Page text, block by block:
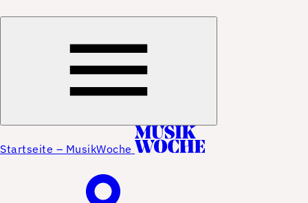
Startseite – MusikWoche